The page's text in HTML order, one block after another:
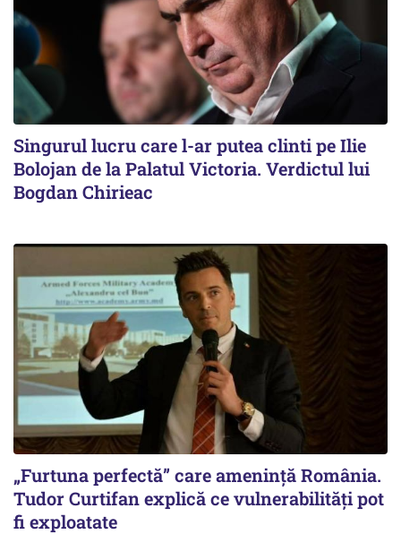
Singurul lucru care l-ar putea clinti pe Ilie
Bolojan de la Palatul Victoria. Verdictul lui
Bogdan Chirieac
„Furtuna perfectă” care amenință România.
Tudor Curtifan explică ce vulnerabilități pot
fi exploatate